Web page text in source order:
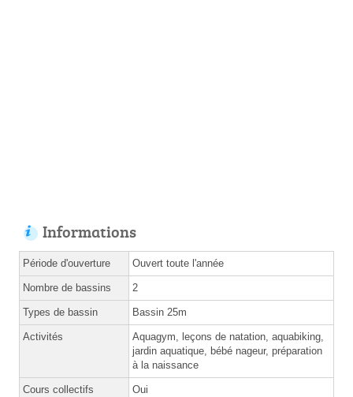
Informations
Période d'ouverture Ouvert toute l'année
Nombre de bassins 2
Types de bassin Bassin 25m
Activités
Aquagym, leçons de natation, aquabiking,
jardin aquatique, bébé nageur, préparation
à la naissance
Cours collectifs Oui